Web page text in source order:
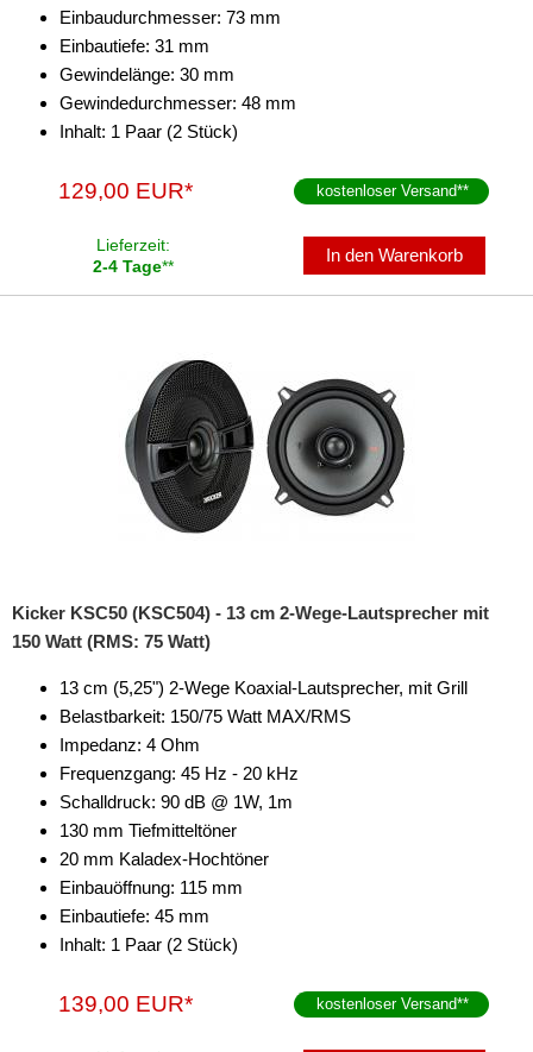
Einbaudurchmesser: 73 mm
Einbautiefe: 31 mm
Gewindelänge: 30 mm
Gewindedurchmesser: 48 mm
Inhalt: 1 Paar (2 Stück)
129,00 EUR* kostenloser Versand**
Lieferzeit:
2-4 Tage**
In den Warenkorb
Kicker KSC50 (KSC504) - 13 cm 2-Wege-Lautsprecher mit
150 Watt (RMS: 75 Watt)
13 cm (5,25") 2-Wege Koaxial-Lautsprecher, mit Grill
Belastbarkeit: 150/75 Watt MAX/RMS
Impedanz: 4 Ohm
Frequenzgang: 45 Hz - 20 kHz
Schalldruck: 90 dB @ 1W, 1m
130 mm Tiefmitteltöner
20 mm Kaladex-Hochtöner
Einbauöffnung: 115 mm
Einbautiefe: 45 mm
Inhalt: 1 Paar (2 Stück)
139,00 EUR* kostenloser Versand**